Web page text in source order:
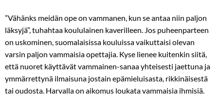
”Vähänks meidän ope on vammanen, kun se antaa niin paljon
läksyjä”, tuhahtaa koululainen kaverilleen. Jos puheenparteen
on uskominen, suomalaisissa kouluissa vaikuttaisi olevan
varsin paljon vammaisia opettajia. Kyse lienee kuitenkin siitä,
että nuoret käyttävät vammainen-sanaa yhteisesti jaettuna ja
ymmärrettynä ilmaisuna jostain epämieluisasta, rikkinäisestä
tai oudosta. Harvalla on aikomus loukata vammaisia ihmisiä.